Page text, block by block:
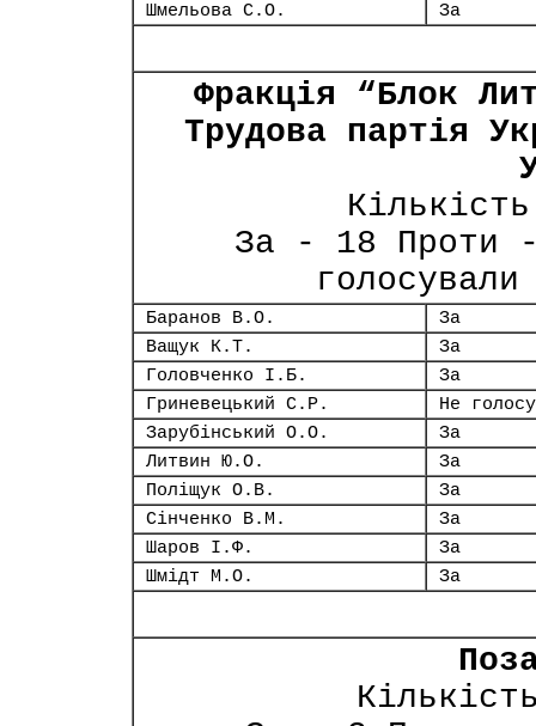
Шмельова С.О.
За
Фракція “Блок
Трудова партія
За - 18 Проти
Баранов В.О.
За
Ващук К.Т.
За
Головченко І.Б.
За
Гриневецький С.Р.
Не
Зарубінський О.О.
За
Литвин Ю.О.
За
Поліщук О.В.
За
Сінченко В.М.
За
Шаров І.Ф.
За
Шмідт М.О.
За